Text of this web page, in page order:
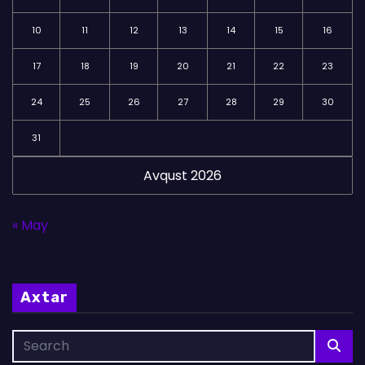
Avqust 2026
10 11 12 13 14 15 16
17 18 19 20 21 22 23
24 25 26 27 28 29 30
31
« May
Axtar